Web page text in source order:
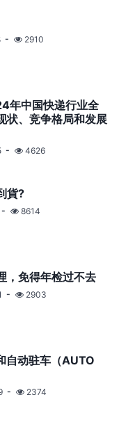
2910
年中国快递行业全
状、竞争格局和发展
4626
貨?
8614
，免得年检过不去
2903
自动驻车（AUTO
2374